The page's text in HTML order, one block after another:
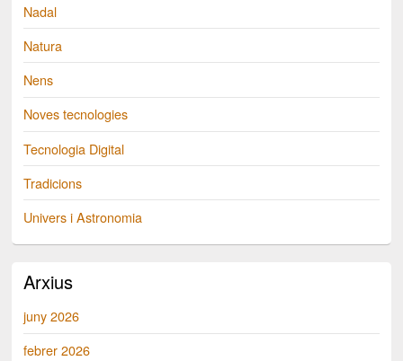
Nadal
Natura
Nens
Noves tecnologies
Tecnologia Digital
Tradicions
Univers i Astronomia
Arxius
juny 2026
febrer 2026